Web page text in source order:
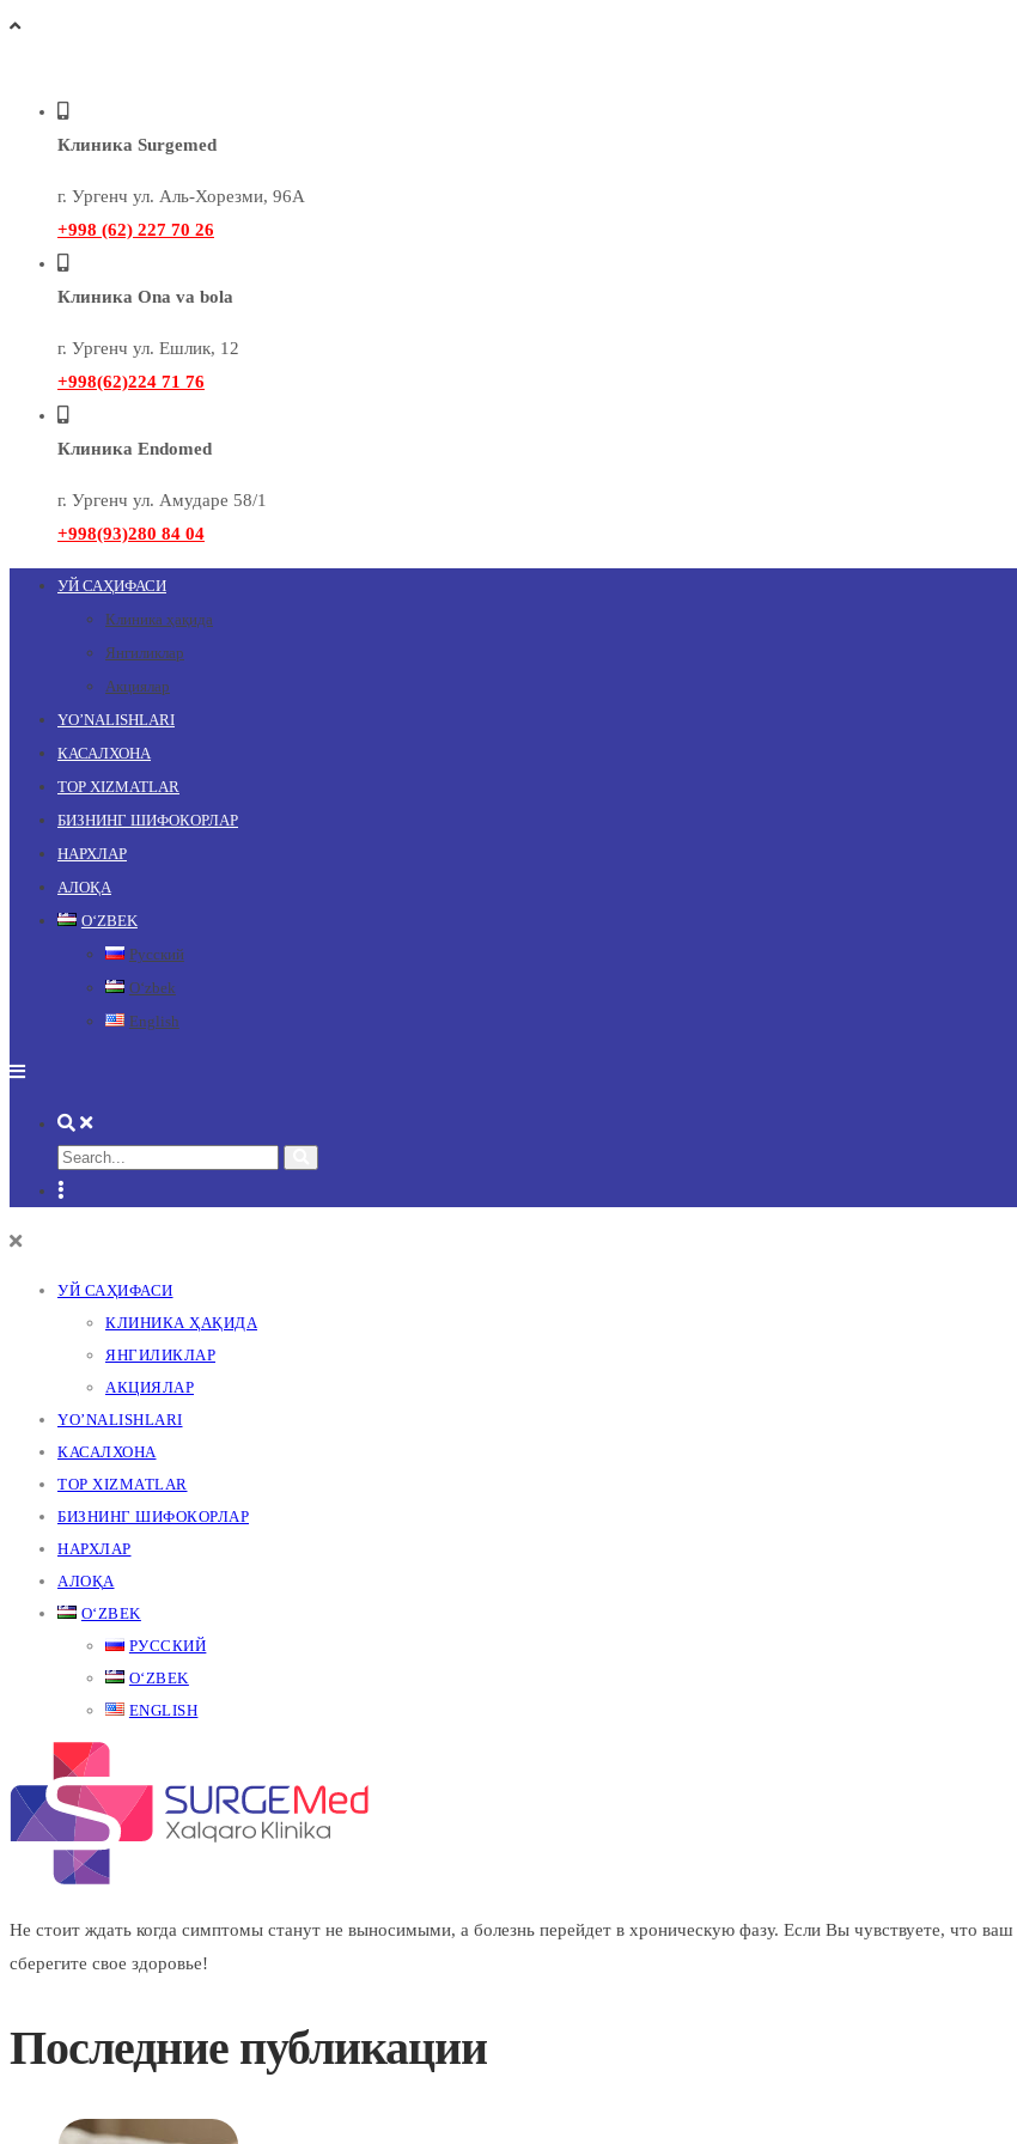
Клиника Surgemed
г. Ургенч ул. Аль-Хорезми, 96А
+998 (62) 227 70 26
Клиника Ona va bola
г. Ургенч ул. Ешлик, 12
+998(62)224 71 76
Клиника Endomed
г. Ургенч ул. Амударе 58/1
+998(93)280 84 04
УЙ САҲИФАСИ
Клиника ҳақида
Янгиликлар
Акциялар
YO’NALISHLARI
КАСАЛХОНА
TOP XIZMATLAR
БИЗНИНГ ШИФОКОРЛАР
НАРХЛАР
АЛОҚА
OʻZBEK
Русский
Oʻzbek
English
УЙ САҲИФАСИ
КЛИНИКА ҲАҚИДА
ЯНГИЛИКЛАР
АКЦИЯЛАР
YO’NALISHLARI
КАСАЛХОНА
TOP XIZMATLAR
БИЗНИНГ ШИФОКОРЛАР
НАРХЛАР
АЛОҚА
OʻZBEK
РУССКИЙ
OʻZBEK
ENGLISH
Не стоит ждать когда симптомы станут не выносимыми, а болезнь перейдет в хроническую фазу. Если Вы чувствуете, что
сберегите свое здоровье!
Последние публикации